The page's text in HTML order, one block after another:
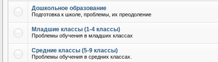
Дошкольное образование
Подготовка к школе, проблемы, их преодоление
Младшие классы (1-4 классы)
Проблемы обучения в младших классах
Средние классы (5-9 классы)
Проблемы обучения в средних классах.